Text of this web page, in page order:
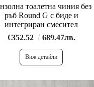
тоалетна чиния без
ръб Round G с биде и
интегриран смесител
€352.52
689.47лв.
Виж детайли